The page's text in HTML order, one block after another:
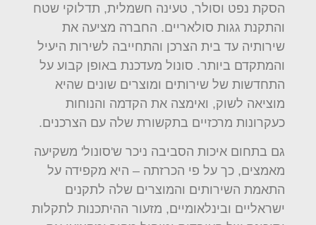
הסקת נפט וסולר, טעינה חשמלית, תדלוקי שטח
והתקנת גגות סולאריים. החברה מציעה את
שירותיה עד בית הצרכן והתחייבה לשירות היעיל
והמתקדם ביותר. סונול מעדכנת באופן קבוע על
התחדשות של שירותים ומוצרים שונים שהיא
מוציאה לשוק, ואימצה את הקדמה והנוחות
כעקרונות מרכזיים בתקשורת שלה עם הצרכנים.
גם בתחום איכות הסביבה ניכר ש'סונול' משקיעה
מאמצים, כך על פי הכרזתה – היא מקפידה על
התאמת השירותים והמוצרים שלה לתקנים
ישראליים ובינלאומיים, מזעור ההיתכנות לתקלות